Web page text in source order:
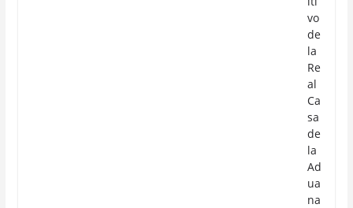
vo
de
la
Re
al
Ca
sa
de
la
Ad
ua
na